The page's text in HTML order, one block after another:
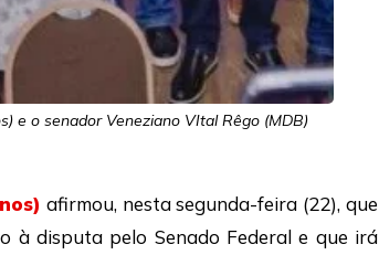
e o senador Veneziano VItal Rêgo (MDB)
afirmou, nesta segunda-feira (22), que
à disputa pelo Senado Federal e que irá